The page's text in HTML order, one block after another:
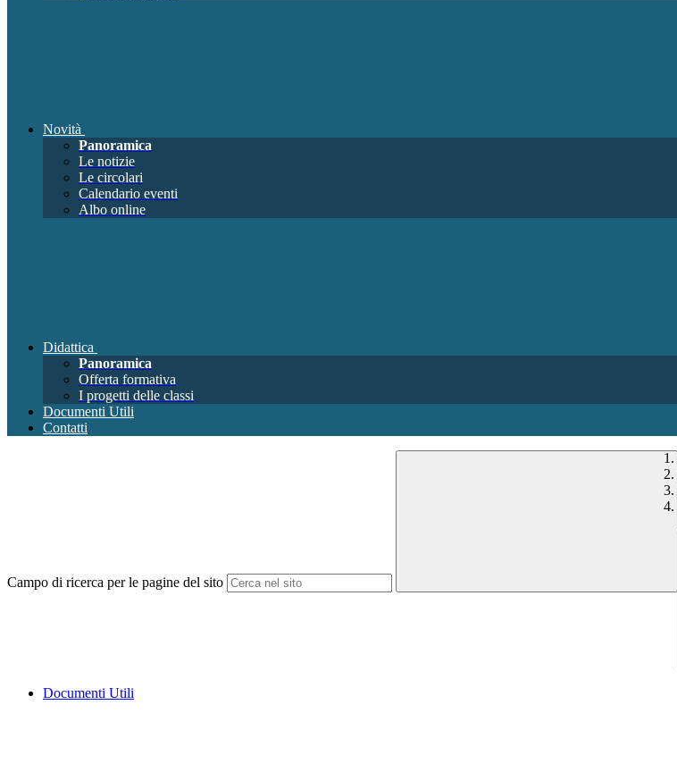
Novità
Panoramica
Le notizie
Le circolari
Calendario eventi
Albo online
Didattica
Panoramica
Offerta formativa
I progetti delle classi
Documenti Utili
Contatti
Campo di ricerca per le pagine del sito
Documenti Utili